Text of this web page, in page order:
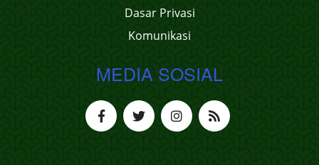
Dasar Privasi
Komunikasi
MEDIA SOSIAL